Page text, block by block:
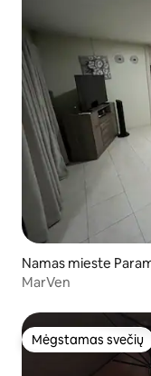
Namas mieste
MarVen
Mėgstamas svečių
Mėgstamas svečių